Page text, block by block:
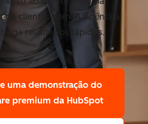
de clientes com IA Agêntica
resultados rápidos.
uma demonstração do
premium da HubSpot